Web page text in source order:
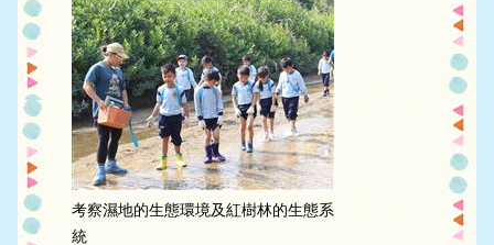
考察濕地的生態環境及紅樹林的生態系
統